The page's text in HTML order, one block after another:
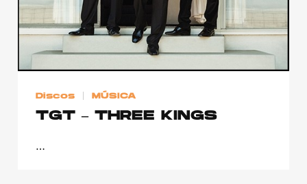
Aviso Legal
© 2015-2022 UMOMAG. PROPIEDAD DE UMO agency. TODOS LOS
DERECHOS RESERVADOS.
Discos MÚSICA
TGT – THREE KINGS
…